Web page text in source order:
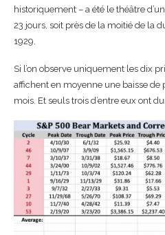
historiquement – a été le théâtre
23 jours, soit près de la moitié de la
1929.
Si l’on observe uniquement les dix
affichent en moyenne une baisse de
mois. Et seuls trois d’entre eux ont